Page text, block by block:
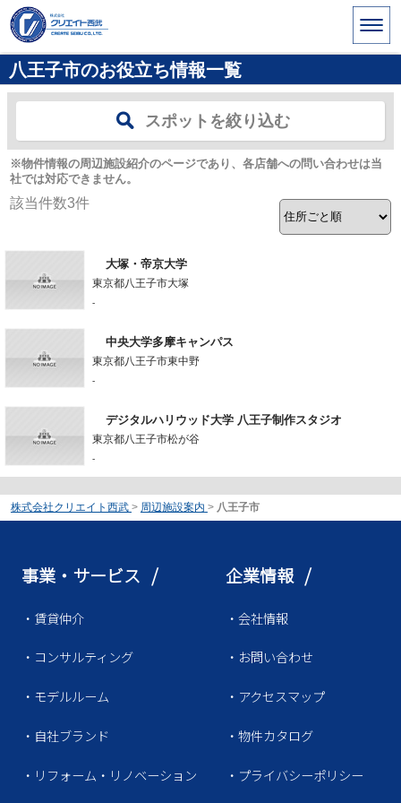
八王子市のお役立ち情報一覧
スポットを絞り込む
※物件情報の周辺施設紹介のページであり、各店舗への問い合わせは当
社では対応できません。
該当件数3件
大塚・帝京大学
東京都八王子市大塚
-
中央大学多摩キャンパス
東京都八王子市東中野
-
デジタルハリウッド大学 八王子制作スタジオ
東京都八王子市松が谷
-
株式会社クリエイト西武 > 周辺施設案内 > 八王子市
事業・サービス /
・賃貸仲介
・コンサルティング
・モデルルーム
・自社ブランド
・リフォーム・リノベーション
企業情報 /
・会社情報
・お問い合わせ
・アクセスマップ
・物件カタログ
・プライバシーポリシー